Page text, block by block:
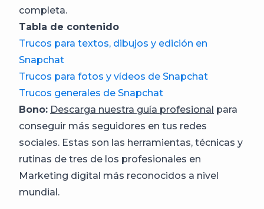
completa.
Tabla de contenido
Trucos para textos, dibujos y edición en
Snapchat
Trucos para fotos y vídeos de Snapchat
Trucos generales de Snapchat
Bono: Descarga nuestra guía profesional para
conseguir más seguidores en tus redes
sociales. Estas son las herramientas, técnicas y
rutinas de tres de los profesionales en
Marketing digital más reconocidos a nivel
mundial.